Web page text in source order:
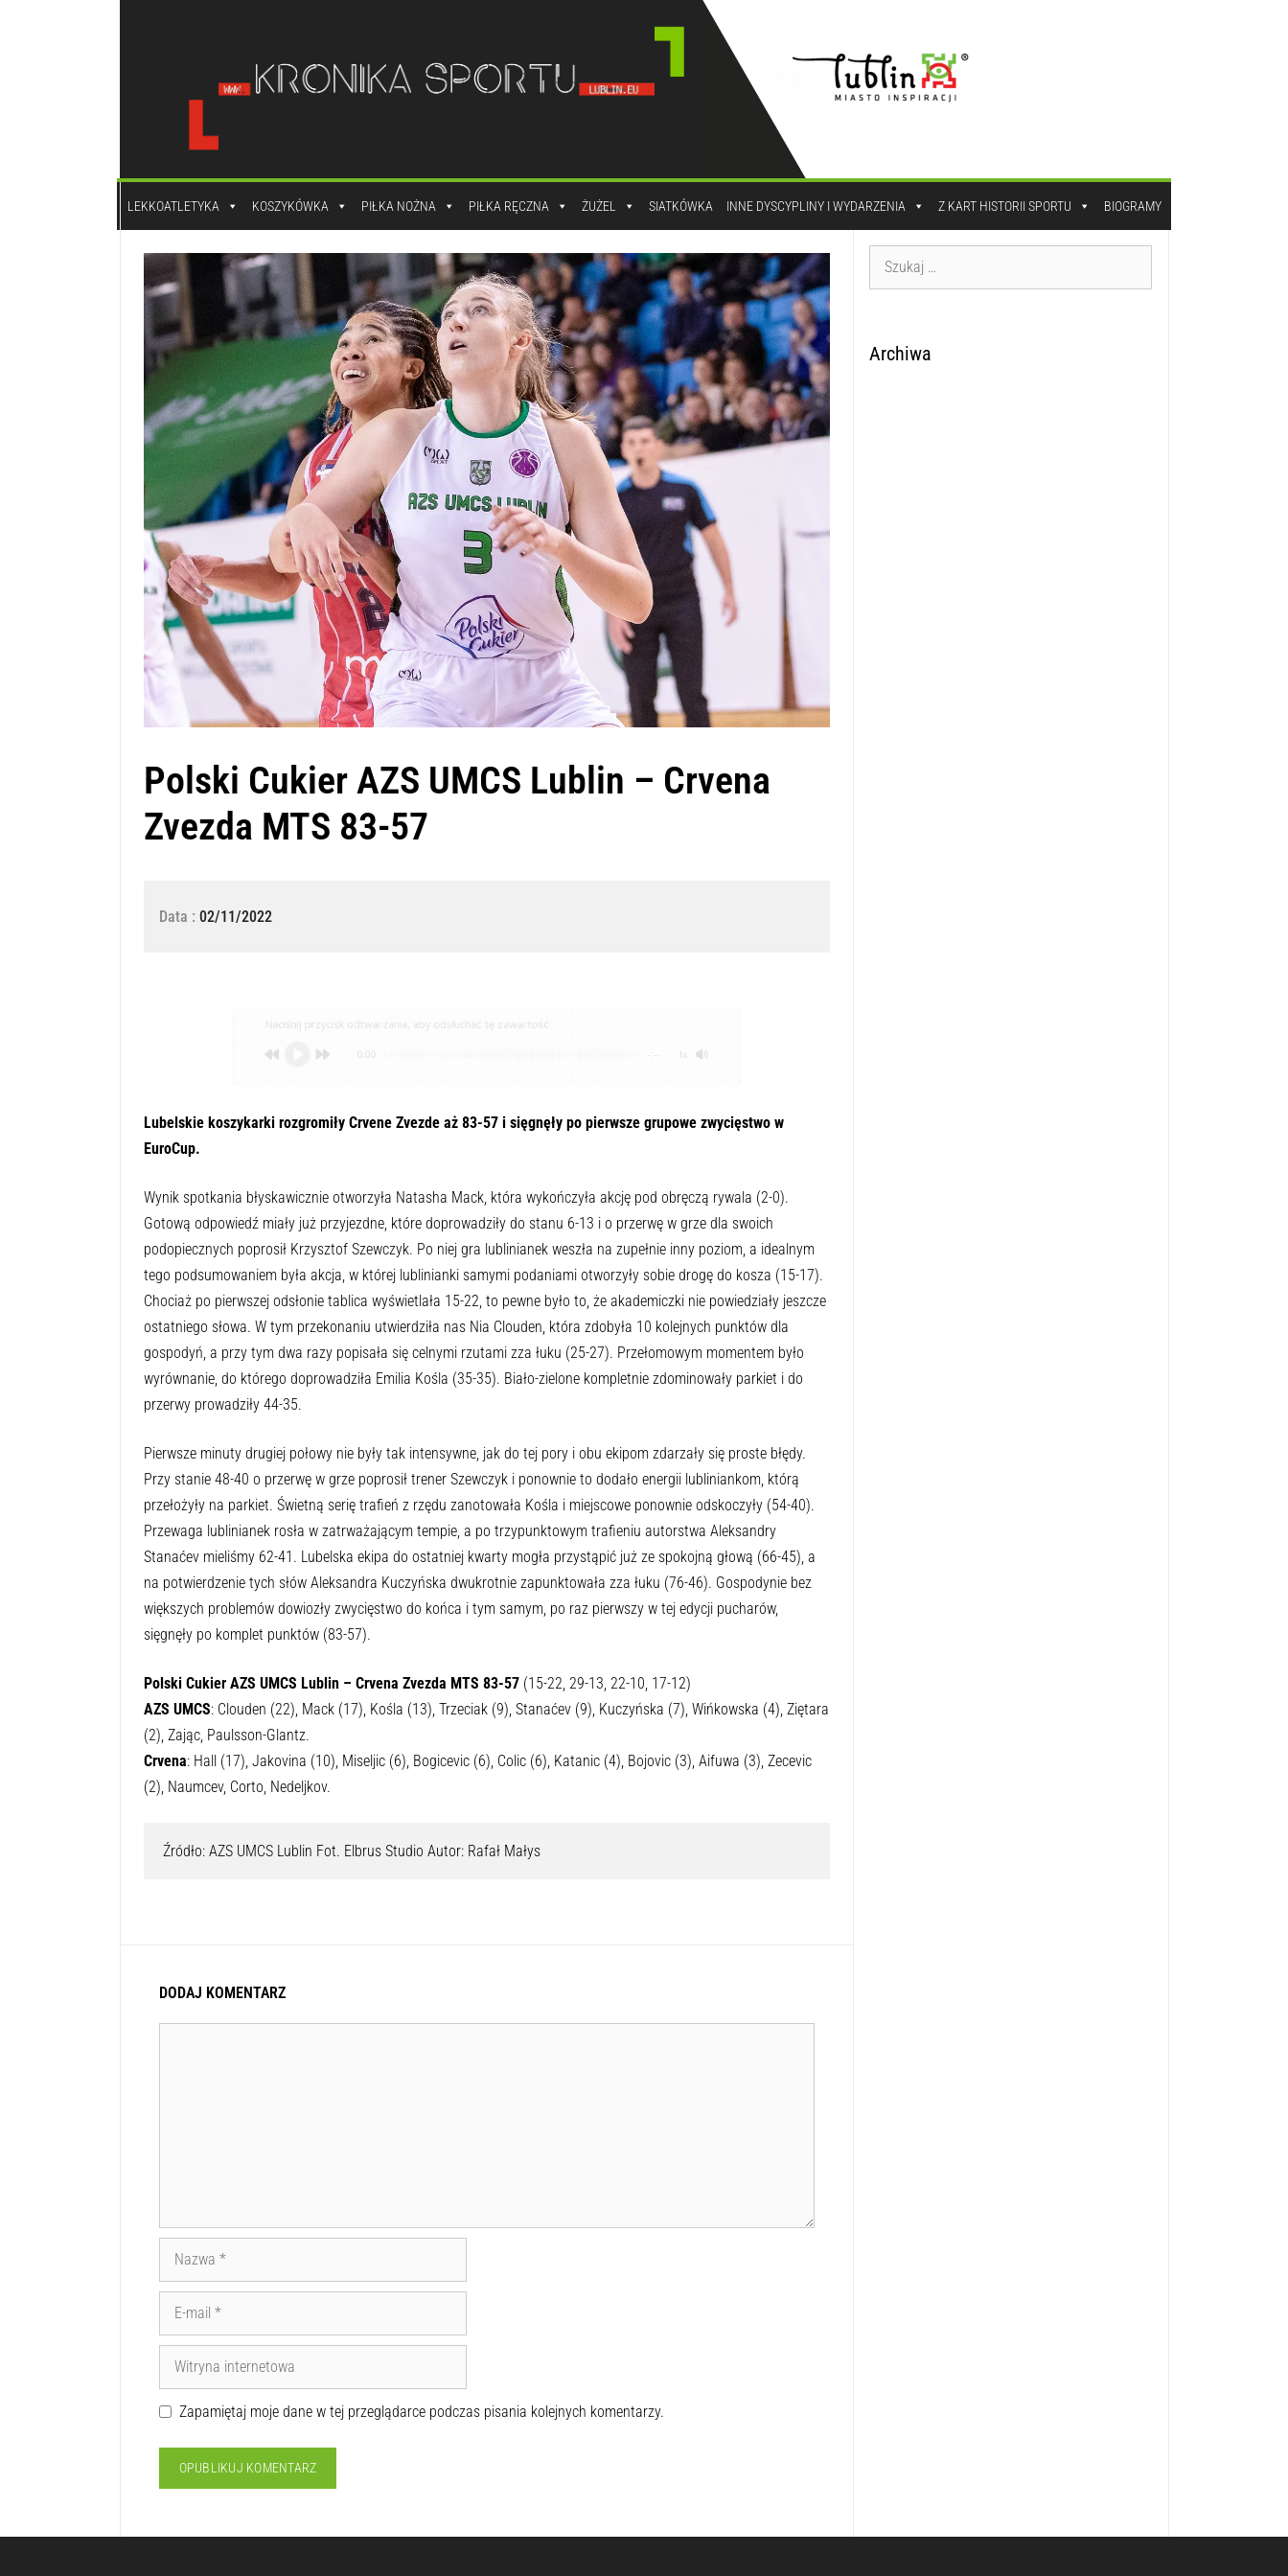
LEKKOATLETYKA KOSZYKÓWKA PIŁKA NOŻNA PIŁKA RĘCZNA ŻUŻEL SIATKÓWKA INNE DYSCYPLINY I WYDARZENIA Z KART HISTORII SPORTU BIOGRAMY
Polski Cukier AZS UMCS Lublin – Crvena
Zvezda MTS 83-57
Data : 02/11/2022
Naciśnij przycisk odtwarzania, aby odsłuchać tę zawartość
0:00 -:--
Lubelskie koszykarki rozgromiły Crvene Zvezde aż 83-57 i sięgnęły po pierwsze grupowe zwycięstwo w
EuroCup.
Wynik spotkania błyskawicznie otworzyła Natasha Mack, która wykończyła akcję pod obręczą rywala (2-0).
Gotową odpowiedź miały już przyjezdne, które doprowadziły do stanu 6-13 i o przerwę w grze dla swoich
podopiecznych poprosił Krzysztof Szewczyk. Po niej gra lublinianek weszła na zupełnie inny poziom, a idealnym
tego podsumowaniem była akcja, w której lublinianki samymi podaniami otworzyły sobie drogę do kosza (15-17).
Chociaż po pierwszej odsłonie tablica wyświetlała 15-22, to pewne było to, że akademiczki nie powiedziały jeszcze
ostatniego słowa. W tym przekonaniu utwierdziła nas Nia Clouden, która zdobyła 10 kolejnych punktów dla
gospodyń, a przy tym dwa razy popisała się celnymi rzutami zza łuku (25-27). Przełomowym momentem było
wyrównanie, do którego doprowadziła Emilia Kośla (35-35). Biało-zielone kompletnie zdominowały parkiet i do
przerwy prowadziły 44-35.
Pierwsze minuty drugiej połowy nie były tak intensywne, jak do tej pory i obu ekipom zdarzały się proste błędy.
Przy stanie 48-40 o przerwę w grze poprosił trener Szewczyk i ponownie to dodało energii lubliniankom, którą
przełożyły na parkiet. Świetną serię trafień z rzędu zanotowała Kośla i miejscowe ponownie odskoczyły (54-40).
Przewaga lublinianek rosła w zatrważającym tempie, a po trzypunktowym trafieniu autorstwa Aleksandry
Stanaćev mieliśmy 62-41. Lubelska ekipa do ostatniej kwarty mogła przystąpić już ze spokojną głową (66-45), a
na potwierdzenie tych słów Aleksandra Kuczyńska dwukrotnie zapunktowała zza łuku (76-46). Gospodynie bez
większych problemów dowiozły zwycięstwo do końca i tym samym, po raz pierwszy w tej edycji pucharów,
sięgnęły po komplet punktów (83-57).
Polski Cukier AZS UMCS Lublin – Crvena Zvezda MTS 83-57(15-22, 29-13, 22-10, 17-12)
AZS UMCS: Clouden (22), Mack (17), Kośla (13), Trzeciak (9), Stanaćev (9), Kuczyńska (7), Wińkowska (4), Ziętara
(2), Zając, Paulsson-Glantz.
Crvena: Hall (17), Jakovina (10), Miseljic (6), Bogicevic (6), Colic (6), Katanic (4), Bojovic (3), Aifuwa (3), Zecevic
(2), Naumcev, Corto, Nedeljkov.
Źródło: AZS UMCS Lublin Fot. Elbrus Studio Autor: Rafał Małys
DODAJ KOMENTARZ
Zapamiętaj moje dane w tej przeglądarce podczas pisania kolejnych komentarzy.
Archiwa